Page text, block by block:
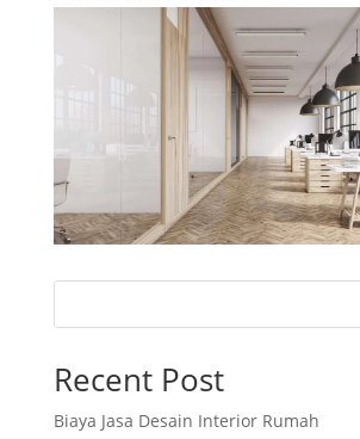
Recent Post
Biaya Jasa Desain Interior Rumah